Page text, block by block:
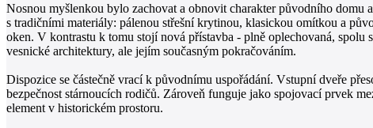
Nosnou myšlenkou bylo zachovat a obnovit charakter původního domu
s tradičními materiály: pálenou střešní krytinou, klasickou omítkou a
oken. V kontrastu k tomu stojí nová přístavba - plně oplechovaná,
vesnické architektury, ale jejím současným pokračováním.
Dispozice se částečně vrací k původnímu uspořádání. Vstupní dveře
bezpečnost stárnoucích rodičů. Zároveň funguje jako spojovací prvek
element v historickém prostoru.